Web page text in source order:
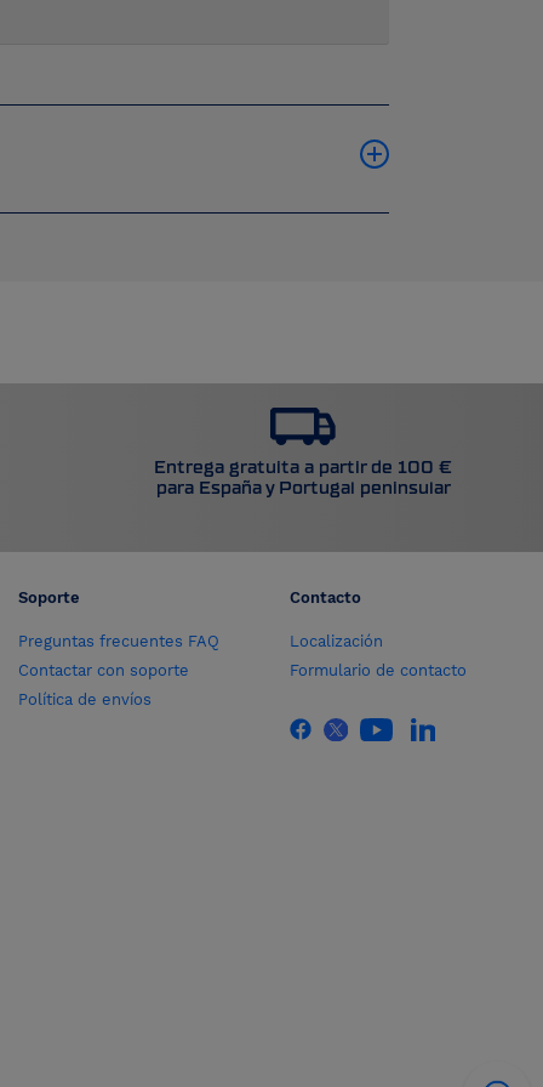
Entrega gratuita a partir de 100 €
para España y Portugal peninsular
Soporte
Preguntas frecuentes FAQ
Contactar con soporte
Política de envíos
Contacto
Localización
Formulario de contacto